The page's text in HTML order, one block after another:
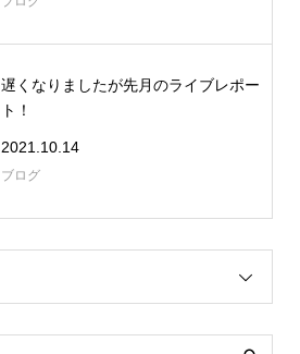
遅くなりましたが先月のライブレポー
ト！
2021.10.14
ブログ